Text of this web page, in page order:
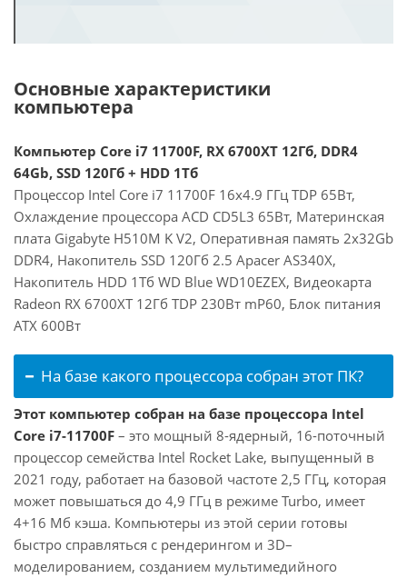
Основные характеристики
компьютера
Компьютер Core i7 11700F, RX 6700XT 12Гб, DDR4
64Gb, SSD 120Гб + HDD 1Тб
Процессор Intel Core i7 11700F 16x4.9 ГГц TDP 65Вт,
Охлаждение процессора ACD CD5L3 65Вт, Материнская
плата Gigabyte H510M K V2, Оперативная память 2x32Gb
DDR4, Накопитель SSD 120Гб 2.5 Apacer AS340X,
Накопитель HDD 1Тб WD Blue WD10EZEX, Видеокарта
Radeon RX 6700XT 12Гб TDP 230Вт mP60, Блок питания
ATX 600Вт
На базе какого процессора собран этот ПК?
Этот компьютер собран на базе процессора Intel
Core i7-11700F – это мощный 8-ядерный, 16-поточный
процессор семейства Intel Rocket Lake, выпущенный в
2021 году, работает на базовой частоте 2,5 ГГц, которая
может повышаться до 4,9 ГГц в режиме Turbo, имеет
4+16 Мб кэша. Компьютеры из этой серии готовы
быстро справляться с рендерингом и 3D–
моделированием, созданием мультимедийного